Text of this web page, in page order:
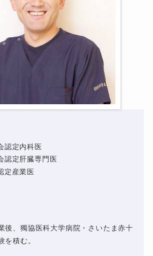
認定内科医
認定肝臓専門医
定産業医
後、獨協医科大学病院・さいたま赤十
を積む。